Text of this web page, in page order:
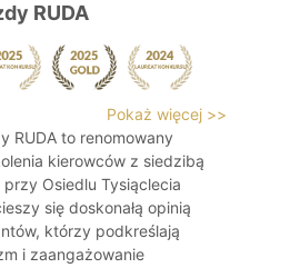
RUDA
Pokaż więcej >>
RUDA to renomowany
kierowców z siedzibą
Osiedlu Tysiąclecia
się doskonałą opinią
którzy podkreślają
i zaangażowanie